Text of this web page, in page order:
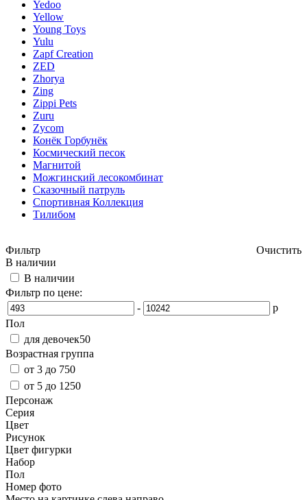
Yedoo
Yellow
Young Toys
Yulu
Zapf Creation
ZED
Zhorya
Zing
Zippi Pets
Zuru
Zycom
Конёк Горбунёк
Космический песок
Магнитой
Можгинский лесокомбинат
Сказочный патруль
Спортивная Коллекция
Тилибом
Фильтр
Очистить
В наличии
В наличии
Фильтр по цене:
-
р
Пол
для девочек50
Возрастная группа
от 3 до 750
от 5 до 1250
Персонаж
Серия
Цвет
Рисунок
Цвет фигурки
Набор
Пол
Номер фото